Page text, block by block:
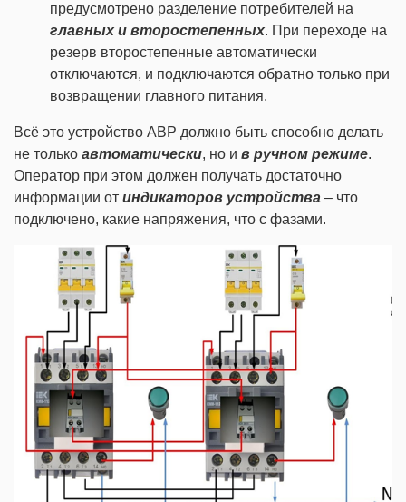
предусмотрено разделение потребителей на
главных и второстепенных. При переходе на
резерв второстепенные автоматически
отключаются, и подключаются обратно только при
возвращении главного питания.
Всё это устройство АВР должно быть способно делать
не только автоматически, но и в ручном режиме.
Оператор при этом должен получать достаточно
информации от индикаторов устройства – что
подключено, какие напряжения, что с фазами.